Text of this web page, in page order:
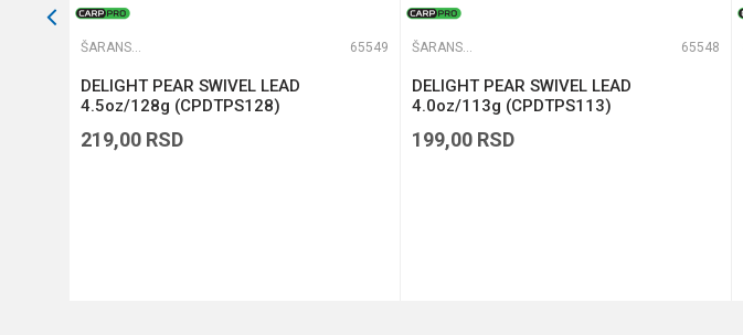
ŠARANSKA OLOVA 65549
DELIGHT PEAR SWIVEL LEAD
4.5oz/128g (CPDTPS128)
219,00 RSD
ŠARANSKA OLOVA 65548
DELIGHT PEAR SWIVEL LEAD
4.0oz/113g (CPDTPS113)
199,00 RSD